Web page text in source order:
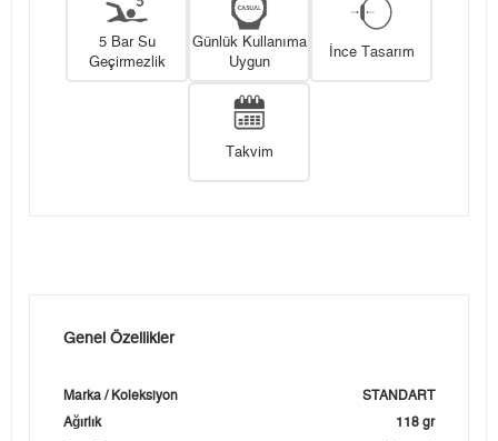
5 Bar Su
Geçirmezlik
Günlük Kullanıma
Uygun
İnce Tasarım
Takvim
Genel Özellikler
Marka / Koleksiyon
STANDART
Ağırlık
118 gr